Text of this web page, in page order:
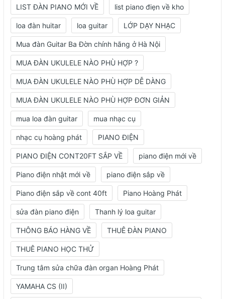
LIST ĐÀN PIANO MỚI VỀ list piano điẹn về kho
loa đàn huitar loa guitar LỚP DẠY NHẠC
Mua đàn Guitar Ba Đờn chính hãng ở Hà Nội
MUA ĐÀN UKULELE NÀO PHÙ HỢP ?
MUA ĐÀN UKULELE NÀO PHÙ HỢP DỄ DÀNG
MUA ĐÀN UKULELE NÀO PHÙ HỢP ĐƠN GIẢN
mua loa đàn guitar mua nhạc cụ
nhạc cụ hoàng phát PIANO ĐIỆN
PIANO ĐIỆN CONT20FT SẮP VỀ piano điện mới về
Piano điện nhật mới về piano điện sắp về
Piano điện sắp về cont 40ft Piano Hoàng Phát
sửa đàn piano điện Thanh lý loa guitar
THÔNG BÁO HÀNG VỀ THUÊ ĐÀN PIANO
THUÊ PIANO HỌC THỬ
Trung tâm sửa chữa đàn organ Hoàng Phát
YAMAHA CS (II)